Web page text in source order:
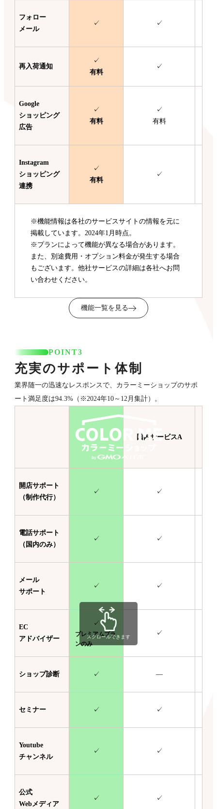
フォロー
メール
✓ ✓
再入荷通知
✓
有料
✓
Google
ショッピング
広告
✓
有料
✓
有料
Instagram
ショッピング
連携
✓
有料
✓
※機能情報は各社のサービスサイトの情報を元に
掲載しています。2024年1月時点。
※プランによって機能が異なる場合があります。
また、別途費用・オプション料金が発生する場合
もございます。他社サービスの詳細は各社へお問
い合わせください。
機能一覧を見る
POINT3
充実のサポート体制
業界随一の迅速なレスポンスで、カラーミーショップのサポ
ート満足度は94.3%（※2024年10～12月集計）。
国内サービスA
開店サポート
（制作代行）
✓ ✓
電話サポート
（国内のみ）
✓ ✓
メール
サポート
✓ ✓
EC
アドバイザー
✓
プレミアムプラ
ンのみ
✓
ショップ診断 ✓ —
セミナー ✓ ✓
Youtube
チャンネル
✓ ✓
公式
Webメディア
✓ ✓
スクロールできます